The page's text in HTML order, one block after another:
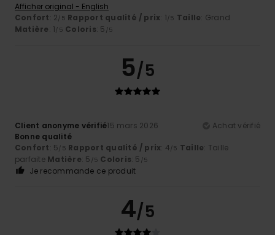
Afficher original - English
Confort: 2 /5 Rapport qualité / prix: 1 /5 Taille: Grand
Matière: 1 /5 Coloris: 5 /5
5/5
Client anonyme vérifié15 mars 2026
Achat vérifié
Bonne qualité
Confort: 5 /5 Rapport qualité / prix: 4 /5 Taille: Taille
parfaite Matière: 5 /5 Coloris: 5 /5
Je recommande ce produit
4/5